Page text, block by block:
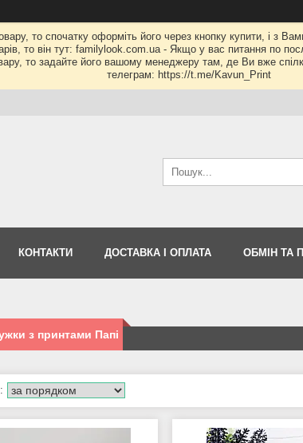
то спочатку оформіть його через кнопку купити, і з
то він тут: familylook.com.ua - Якщо у вас питання по
то задайте його вашому менеджеру там, де Ви вже
телеграм: https://t.me/Kavun_Print
КОНТАКТИ ДОСТАВКА І ОПЛАТА ОБМІН ТА
з принтами Папі